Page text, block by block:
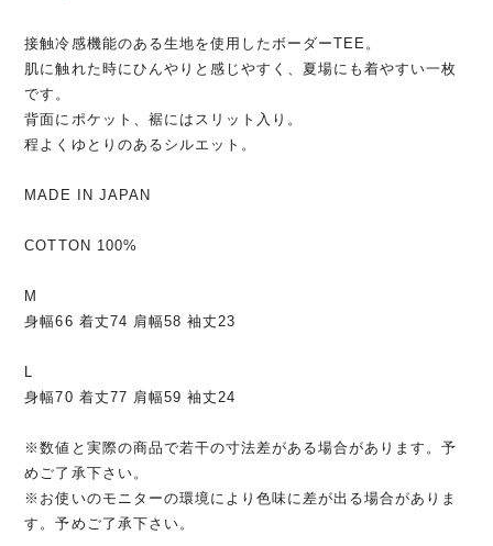
接触冷感機能のある生地を使用したボーダーTEE。
肌に触れた時にひんやりと感じやすく、夏場にも着やすい一枚
です。
背面にポケット、裾にはスリット入り。
程よくゆとりのあるシルエット。
MADE IN JAPAN
COTTON 100%
M
身幅66 着丈74 肩幅58 袖丈23
L
身幅70 着丈77 肩幅59 袖丈24
※数値と実際の商品で若干の寸法差がある場合があります。予
めご了承下さい。
※お使いのモニターの環境により色味に差が出る場合がありま
す。予めご了承下さい。